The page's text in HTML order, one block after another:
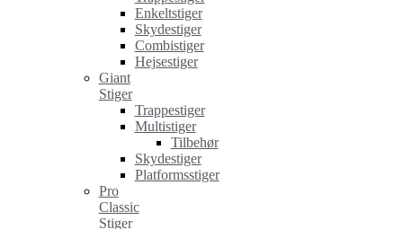
Enkeltstiger
Skydestiger
Combistiger
Hejsestiger
Giant
Stiger
Trappestiger
Multistiger
Tilbehør
Skydestiger
Platformsstiger
Pro
Classic
Stiger